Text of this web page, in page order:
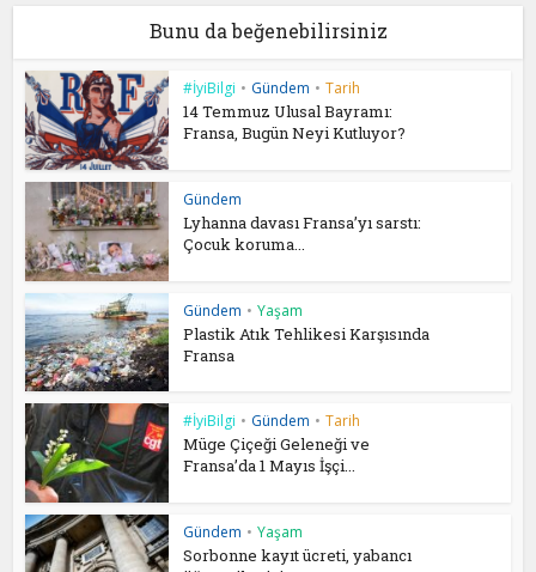
Bunu da beğenebilirsiniz
#İyiBilgi • Gündem • Tarih
14 Temmuz Ulusal Bayramı:
Fransa, Bugün Neyi Kutluyor?
Gündem
Lyhanna davası Fransa’yı sarstı:
Çocuk koruma...
Gündem • Yaşam
Plastik Atık Tehlikesi Karşısında
Fransa
#İyiBilgi • Gündem • Tarih
Müge Çiçeği Geleneği ve
Fransa’da 1 Mayıs İşçi...
Gündem • Yaşam
Sorbonne kayıt ücreti, yabancı